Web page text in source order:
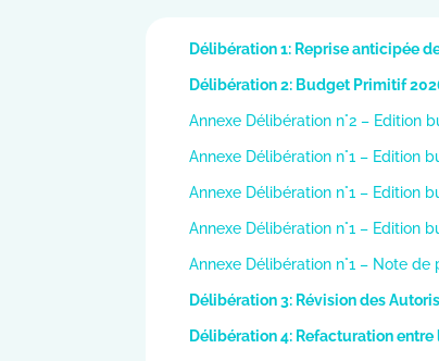
Délibération 1: Reprise anticipée
Délibération 2: Budget Primitif
Annexe Délibération n°2 – Edition
Annexe Délibération n°1 – Edition
Annexe Délibération n°1 – Edition
Annexe Délibération n°1 – Edition
Annexe Délibération n°1 – Note
Délibération 3: Révision des
Délibération 4: Refacturation